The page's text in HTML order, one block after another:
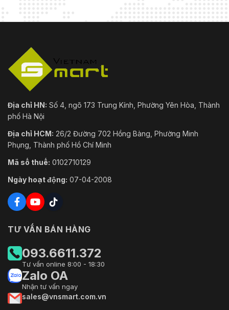
Địa chỉ HN: Số 4, ngõ 173 Trung Kính, Phường Yên Hòa, Thành
phố Hà Nội
Địa chỉ HCM: 26/2 Đường 702 Hồng Bàng, Phường Minh
Phụng, Thành phố Hồ Chí Minh
Mã số thuế: 0102710129
Ngày hoạt động: 07-04-2008
TƯ VẤN BÁN HÀNG
093.6611.372
Tư vấn online 8:00 - 18:30
Zalo OA
Nhận tư vấn ngay
sales@vnsmart.com.vn